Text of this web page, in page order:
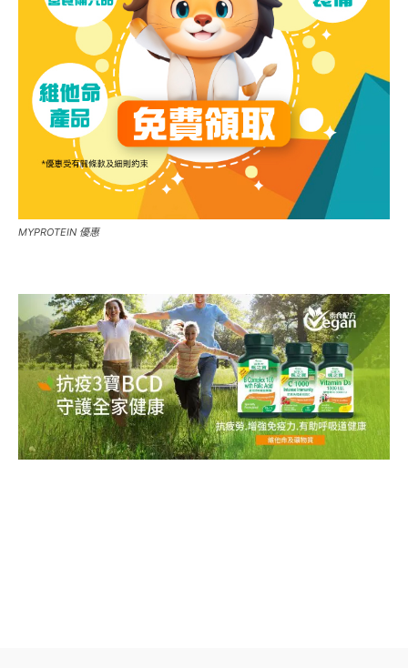
MYPROTEIN 優惠